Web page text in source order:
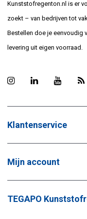
Kunststofregenton.nl is er
zoekt – van bedrijven tot
Bestellen doe je eenvoudig
levering uit eigen voorraad.
Klantenservice
Mijn account
TEGAPO